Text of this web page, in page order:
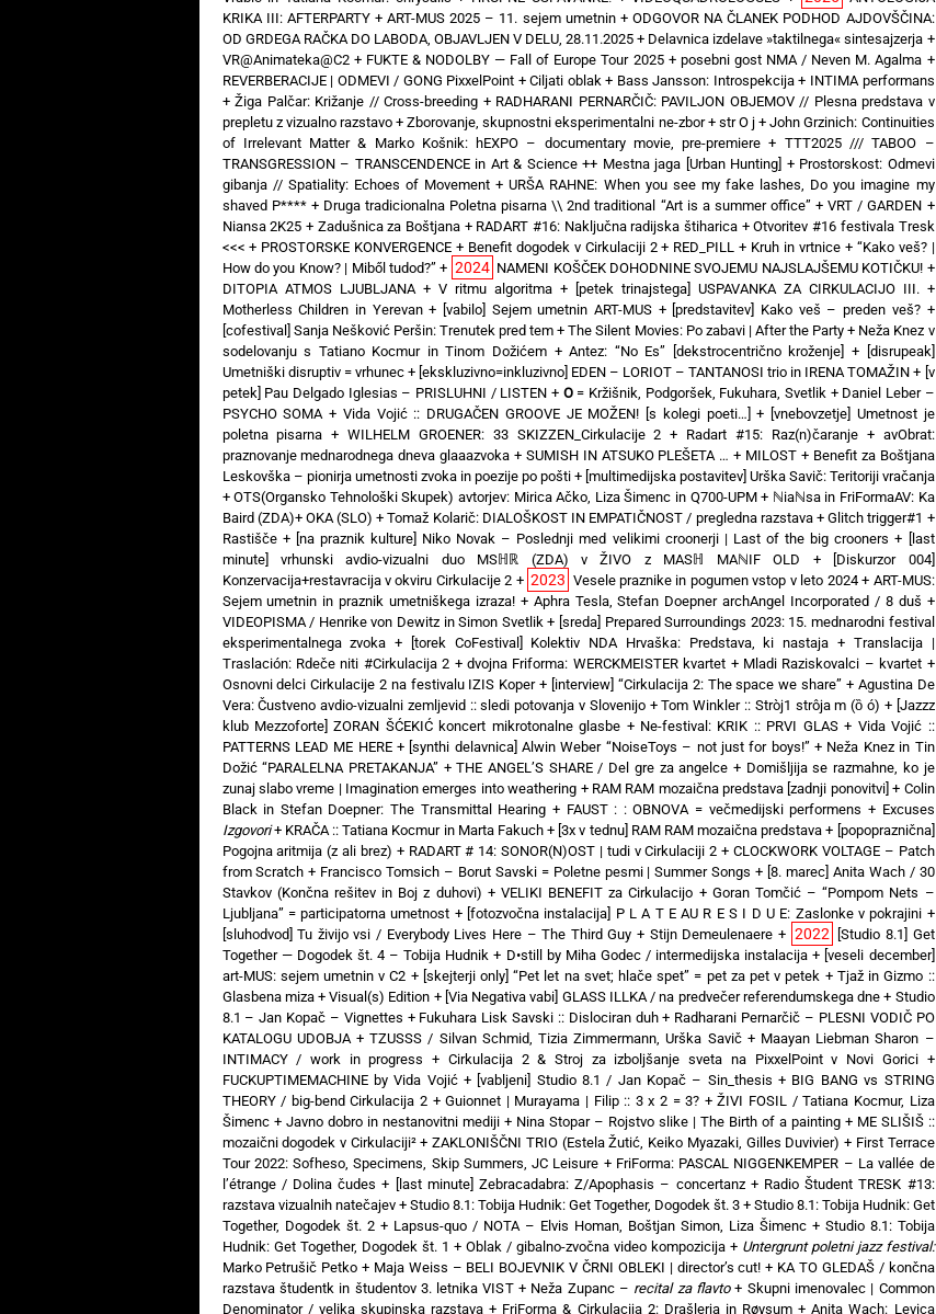
KRIKA III: AFTERPARTY+ART-MUS 2025 – 11. sejem umetnin+ODGOVOR NA ČLANEK PODHOD AJDOVŠČINA:
OD GRDEGA RAČKA DO LABODA, OBJAVLJEN V DELU, 28.11.2025 + Delavnica izdelave »taktilnega« sintesajzerja +
VR@Animateka@C2+ FUKTE & NODOLBY — Fall of Europe Tour 2025 + posebni gost NMA / Neven M. Agalma +
REVERBERACIJE | ODMEVI / GONG PixxelPoint +Ciljati oblak + Bass Jansson: Introspekcija+ INTIMA performans
+ Žiga Palčar: Križanje // Cross-breeding + RADHARANI PERNARČIČ: PAVILJON OBJEMOV // Plesna predstava v
prepletu z vizualno razstavo+Zborovanje, skupnostni eksperimentalni ne-zbor+ str O j +John Grzinich: Continuities
of Irrelevant Matter & Marko Košnik: hEXPO – documentary movie, pre-premiere + TTT2025 /// TABOO –
TRANSGRESSION – TRANSCENDENCE in Art & Science ++ Mestna jaga [Urban Hunting] + Prostorskost: Odmevi
gibanja // Spatiality: Echoes of Movement +URŠA RAHNE: When you see my fake lashes, Do you imagine my
shaved P****+ Druga tradicionalna Poletna pisarna \\ 2nd traditional “Art is a summer office” +VRT / GARDEN +
Niansa 2K25 + Zadušnica za Boštjana+ RADART #16: Naključna radijska štiharica +Otvoritev #16 festivala Tresk
<<< + PROSTORSKE KONVERGENCE + Benefit dogodek v Cirkulaciji 2+ RED_PILL + Kruh in vrtnice+ “Kako veš? |
How do you Know? | Miből tudod?”+ 2024 NAMENI KOŠČEK DOHODNINE SVOJEMU NAJSLAJŠEMU KOTIČKU! +
DITOPIA ATMOS LJUBLJANA+ V ritmu algoritma+
[petek trinajstega] USPAVANKA ZA CIRKULACIJO III. +
Motherless Children in Yerevan+ [vabilo] Sejem umetnin ART-MUS + [predstavitev] Kako veš – preden veš?+
[cofestival] Sanja Nešković Peršin: Trenutek pred tem +The Silent Movies: Po zabavi | After the Party + Neža Knez v
sodelovanju s Tatiano Kocmur in Tinom Dožićem+Antez: “No Es” [dekstrocentrično kroženje] +
[disrupeak]
Umetniški disruptiv = vrhunec+ [ekskluzivno=inkluzivno] EDEN – LORIOT – TANTANOSI trio in IRENA TOMAŽIN + [v
petek] Pau Delgado Iglesias – PRISLUHNI / LISTEN + O = Kržišnik, Podgoršek, Fukuhara, Svetlik + Daniel Leber –
PSYCHO SOMA + Vida Vojić :: DRUGAČEN GROOVE JE MOŽEN! [s kolegi poeti…] + [vnebovzetje] Umetnost je
poletna pisarna +WILHELM GROENER: 33 SKIZZEN_Cirkulacije 2 + Radart #15: Raz(n)čaranje+ avObrat:
praznovanje mednarodnega dneva glaaazvoka + SUMISH IN ATSUKO PLEŠETA … + MILOST + Benefit za Boštjana
Leskovška – pionirja umetnosti zvoka in poezije po pošti+ [multimedijska postavitev] Urška Savič: Teritoriji vračanja
+OTS(Organsko Tehnološki Skupek) avtorjev: Mirica Ačko, Liza Šimenc in Q700-UPM+ ℕiaℕsa in FriFormaAV: Ka
Baird (ZDA)+ OKA (SLO) +Tomaž Kolarič: DIALOŠKOST IN EMPATIČNOST / pregledna razstava+Glitch trigger#1 +
Rastišče+ [na praznik kulture] Niko Novak – Poslednji med velikimi croonerji | Last of the big crooners +
[last
minute] vrhunski avdio-vizualni duo MSℍℝ (ZDA) v ŽIVO z MASℍ MAℕIF OLD +
[Diskurzor 004]
Konzervacija+restavracija v okviru Cirkulacije 2 + 2023 Vesele praznike in pogumen vstop v leto 2024+ ART-MUS:
Sejem umetnin in praznik umetniškega izraza!+ Aphra Tesla, Stefan Doepner archAngel Incorporated / 8 duš +
VIDEOPISMA / Henrike von Dewitz in Simon Svetlik + [sreda] Prepared Surroundings 2023: 15. mednarodni festival
eksperimentalnega zvoka + [torek CoFestival] Kolektiv NDA Hrvaška: Predstava, ki nastaja + Translacija |
Traslación: Rdeče niti #Cirkulacija 2 + dvojna Friforma: WERCKMEISTER kvartet + Mladi Raziskovalci – kvartet +
Osnovni delci Cirkulacije 2 na festivalu IZIS Koper+ [interview] “Cirkulacija 2: The space we share” + Agustina De
Vera: Čustveno avdio-vizualni zemljevid :: sledi potovanja v Slovenijo+Tom Winkler :: Stròj1 strôja m (ȍ ó) + [Jazzz
klub Mezzoforte] ZORAN ŠĆEKIĆ koncert mikrotonalne glasbe + Ne-festival: KRIK :: PRVI GLAS+ Vida Vojić ::
PATTERNS LEAD ME HERE+ [synthi delavnica] Alwin Weber “NoiseToys – not just for boys!”+ Neža Knez in Tin
Dožić “PARALELNA PRETAKANJA”+THE ANGEL’S SHARE / Del gre za angelce + Domišljija se razmahne, ko je
zunaj slabo vreme | Imagination emerges into weathering + RAM RAM mozaična predstava [zadnji ponovitvi] + Colin
Black in Stefan Doepner: The Transmittal Hearing + FAUST : : OBNOVA = večmedijski performens + Excuses
Izgovori+ KRAČA :: Tatiana Kocmur in Marta Fakuch+ [3x v tednu] RAM RAM mozaična predstava + [popopraznična]
Pogojna aritmija (z ali brez) + RADART # 14: SONOR(N)OST | tudi v Cirkulaciji 2 + CLOCKWORK VOLTAGE – Patch
from Scratch + Francisco Tomsich – Borut Savski = Poletne pesmi | Summer Songs + [8. marec] Anita Wach / 30
Stavkov (Končna rešitev in Boj z duhovi) + VELIKI BENEFIT za Cirkulacijo + Goran Tomčić – “Pompom Nets –
Ljubljana” = participatorna umetnost + [fotozvočna instalacija] P L A T E AU R E S I D U E: Zaslonke v pokrajini +
[sluhodvod] Tu živijo vsi / Everybody Lives Here – The Third Guy + Stijn Demeulenaere + 2022
[Studio 8.1] Get
Together — Dogodek št. 4 – Tobija Hudnik + D•still by Miha Godec / intermedijska instalacija + [veseli december]
art-MUS: sejem umetnin v C2 + [skejterji only] “Pet let na svet; hlače spet” = pet za pet v petek + Tjaž in Gizmo ::
Glasbena miza + Visual(s) Edition + [Via Negativa vabi] GLASS ILLKA / na predvečer referendumskega dne + Studio
8.1 – Jan Kopač – Vignettes + Fukuhara Lisk Savski :: Dislociran duh+ Radharani Pernarčič – PLESNI VODIČ PO
KATALOGU UDOBJA+TZUSSS / Silvan Schmid, Tizia Zimmermann, Urška Savič+ Maayan Liebman Sharon –
INTIMACY / work in progress + Cirkulacija 2 & Stroj za izboljšanje sveta na PixxelPoint v Novi Gorici+
FUCKUPTIMEMACHINE by Vida Vojić+ [vabljeni] Studio 8.1 / Jan Kopač – Sin_thesis + BIG BANG vs STRING
THEORY / big-bend Cirkulacija 2+Guionnet | Murayama | Filip :: 3 x 2 = 3? +ŽIVI FOSIL / Tatiana Kocmur, Liza
Šimenc+ Javno dobro in nestanovitni mediji+ Nina Stopar – Rojstvo slike | The Birth of a painting+ ME SLIŠIŠ ::
mozaični dogodek v Cirkulaciji²+ZAKLONIŠČNI TRIO (Estela Žutić, Keiko Myazaki, Gilles Duvivier) + First Terrace
Tour 2022: Sofheso, Specimens, Skip Summers, JC Leisure + FriForma: PASCAL NIGGENKEMPER – La vallée de
l’étrange / Dolina čudes + [last minute] Zebracadabra: Z/Apophasis – concertanz+ Radio Študent TRESK #13:
razstava vizualnih natečajev+ Studio 8.1: Tobija Hudnik: Get Together, Dogodek št. 3+ Studio 8.1: Tobija Hudnik: Get
Together, Dogodek št. 2+ Lapsus-quo / NOTA – Elvis Homan, Boštjan Simon, Liza Šimenc+ Studio 8.1: Tobija
Hudnik: Get Together, Dogodek št. 1 + Oblak / gibalno-zvočna video kompozicija+ Untergrunt poletni jazz festival:
Marko Petrušič Petko + Maja Weiss – BELI BOJEVNIK V ČRNI OBLEKI | director’s cut! + KA TO GLEDAŠ / končna
razstava študentk in študentov 3. letnika VIST+ Neža Zupanc – recital za flavto+ Skupni imenovalec | Common
Denominator / velika skupinska razstava + FriForma & Cirkulacija 2: Drašlerja in Røysum +Anita Wach: Levica